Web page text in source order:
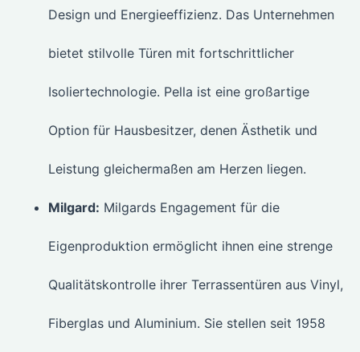
Design und Energieeffizienz. Das Unternehmen
bietet stilvolle Türen mit fortschrittlicher
Isoliertechnologie. Pella ist eine großartige
Option für Hausbesitzer, denen Ästhetik und
Leistung gleichermaßen am Herzen liegen.
Milgard: Milgards Engagement für die
Eigenproduktion ermöglicht ihnen eine strenge
Qualitätskontrolle ihrer Terrassentüren aus Vinyl,
Fiberglas und Aluminium. Sie stellen seit 1958